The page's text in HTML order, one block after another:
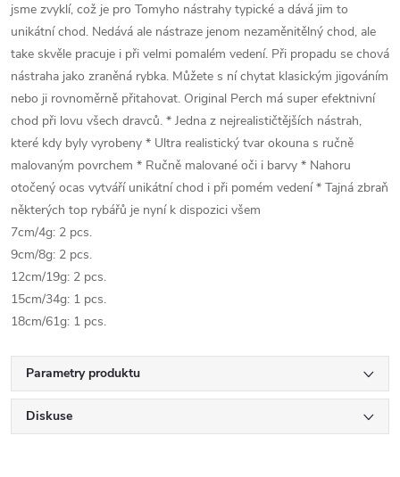
jsme zvyklí, což je pro Tomyho nástrahy typické a dává jim to
unikátní chod. Nedává ale nástraze jenom nezaměnitělný chod, ale
take skvěle pracuje i při velmi pomalém vedení. Při propadu se chová
nástraha jako zraněná rybka. Můžete s ní chytat klasickým jigováním
nebo ji rovnoměrně přitahovat. Original Perch má super efektnivní
chod při lovu všech dravců. * Jedna z nejrealističtějších nástrah,
které kdy byly vyrobeny * Ultra realistický tvar okouna s ručně
malovaným povrchem * Ručně malované oči i barvy * Nahoru
otočený ocas vytváří unikátní chod i při pomém vedení * Tajná zbraň
některých top rybářů je nyní k dispozici všem
7cm/4g: 2 pcs.
9cm/8g: 2 pcs.
12cm/19g: 2 pcs.
15cm/34g: 1 pcs.
18cm/61g: 1 pcs.
Parametry produktu
Diskuse